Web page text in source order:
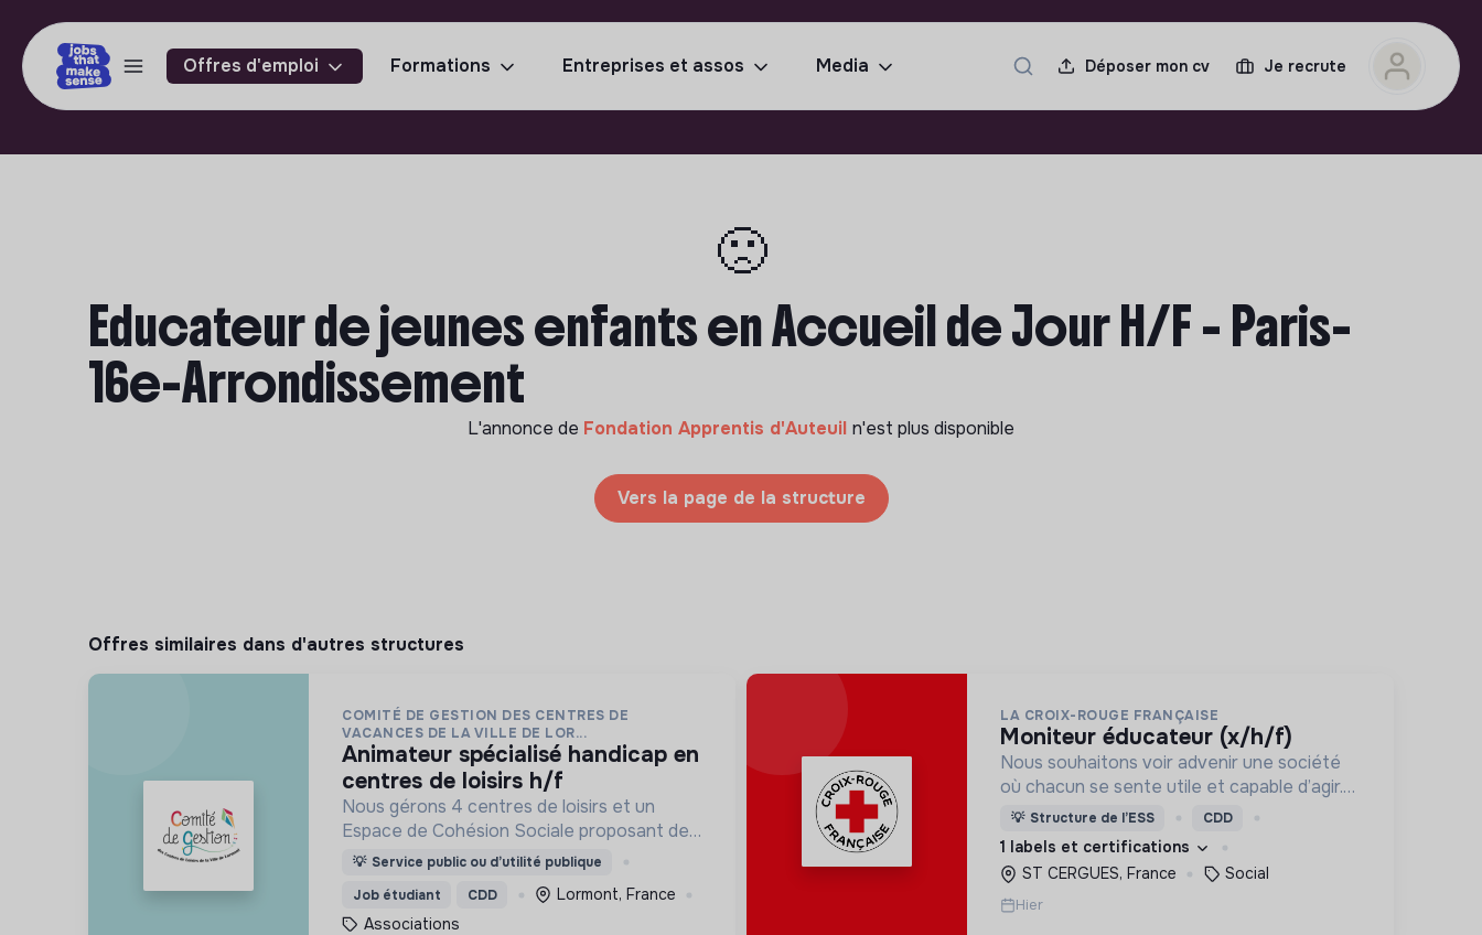
Offres d'emploi Formations Entreprises et assos Media Déposer mon cv Je recrute
🙁
Educateur de jeunes enfants en Accueil de Jour H/F - Paris-
16e-Arrondissement
L'annonce de Fondation Apprentis d'Auteuil n'est plus disponible
Vers la page de la structure
Offres similaires dans d'autres structures
COMITÉ DE GESTION DES CENTRES DE
VACANCES DE LA VILLE DE LOR...
animateur spécialisé handicap en
centres de loisirs h/f
Nous gérons 4 centres de loisirs et un
Espace de Cohésion Sociale proposant des
activités de Français Langue Étrangère
(CLAS) et d’accès aux droits.
💡 Service public ou d’utilité publique
Job étudiant
CDD
Lormont, France
Associations
LA CROIX-ROUGE FRANÇAISE
moniteur éducateur (x/h/f)
Nous souhaitons voir advenir une société
où chacun se sente utile et capable d’agir.
Pour cela, nous proposons des moyens et
des lieux d’engagement innovants et
adaptés à tous.
💡 Structure de l’ESS CDD
1 labels et certifications
ST CERGUES, France
Social
Hier